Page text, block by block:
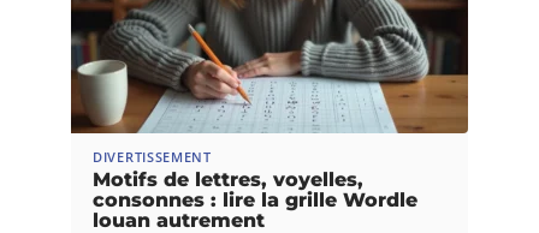
DIVERTISSEMENT
Motifs de lettres, voyelles,
consonnes : lire la grille Wordle
louan autrement